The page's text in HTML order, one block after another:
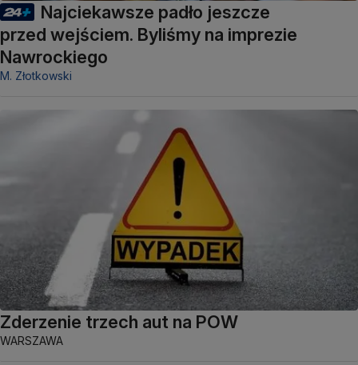
Najciekawsze padło jeszcze
przed wejściem. Byliśmy na imprezie
Nawrockiego
M. Złotkowski
Zderzenie trzech aut na POW
WARSZAWA